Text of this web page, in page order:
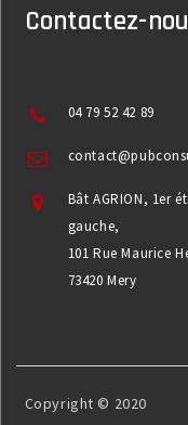
Contactez-
04 79 52 42 89
Bât AGRION, 1er
gauche,
101 Rue Maurice
73420 Mery
Copyright © 2020